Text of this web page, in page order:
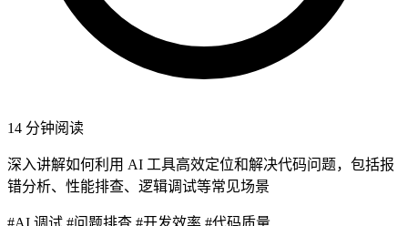
14 分钟阅读
深入讲解如何利用 AI 工具高效定位和解决代码问题，包括报
错分析、性能排查、逻辑调试等常见场景
#AI 调试 #问题排查 #开发效率 #代码质量